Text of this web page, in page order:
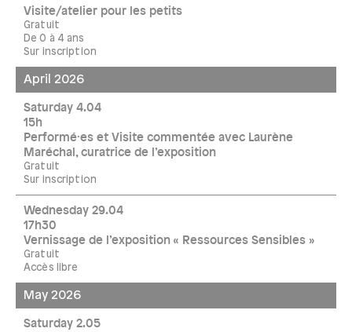
Visite/atelier pour les petits
Gratuit
De 0 à 4 ans
Sur inscription
April 2026
Saturday 4.04
15h
Performé·es et Visite commentée avec Laurène
Maréchal, curatrice de l’exposition
Gratuit
Sur inscription
Wednesday 29.04
17h30
Vernissage de l’exposition « Ressources Sensibles »
Gratuit
Accès libre
May 2026
Saturday 2.05